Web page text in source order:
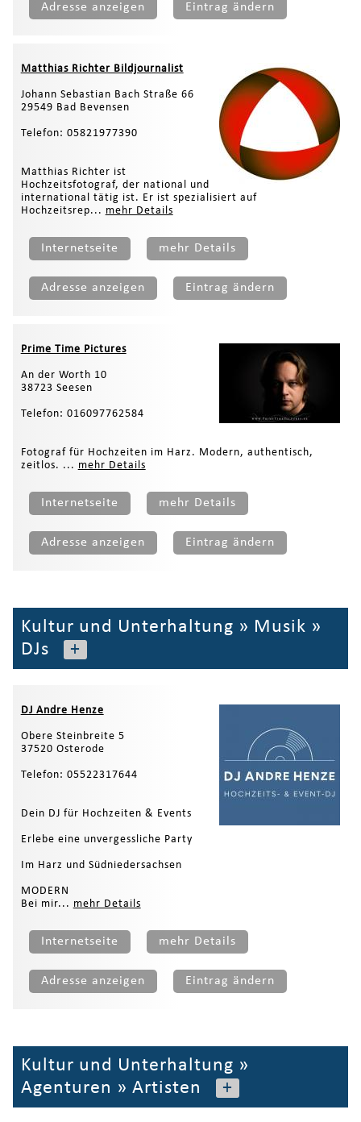
Adresse anzeigen Eintrag ändern
Matthias Richter Bildjournalist
Johann Sebastian Bach Straße 66
29549 Bad Bevensen
Telefon: 05821977390
Matthias Richter ist
Hochzeitsfotograf, der national und
international tätig ist. Er ist spezialisiert auf
Hochzeitsrep... mehr Details
Internetseite mehr Details
Adresse anzeigen Eintrag ändern
Prime Time Pictures
An der Worth 10
38723 Seesen
Telefon: 016097762584
Fotograf für Hochzeiten im Harz. Modern, authentisch,
zeitlos. ... mehr Details
Internetseite mehr Details
Adresse anzeigen Eintrag ändern
Kultur und Unterhaltung » Musik »
DJs
+
DJ Andre Henze
Obere Steinbreite 5
37520 Osterode
Telefon: 05522317644
Dein DJ für Hochzeiten & Events
Erlebe eine unvergessliche Party
Im Harz und Südniedersachsen
MODERN
Bei mir... mehr Details
Internetseite mehr Details
Adresse anzeigen Eintrag ändern
Kultur und Unterhaltung »
Agenturen » Artisten +